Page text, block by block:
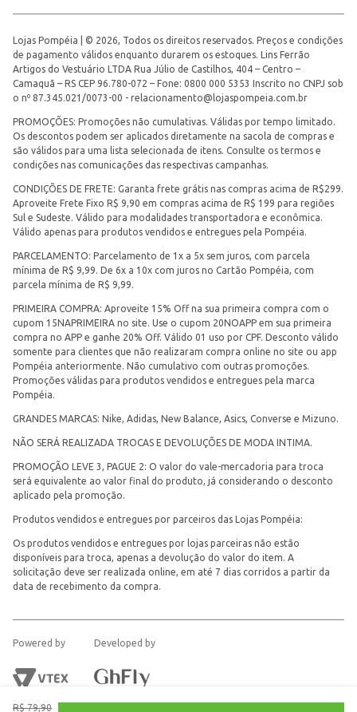
R$ 79,90
Lojas Pompéia | © 2026, Todos os direitos reservados. Preços e condições
de pagamento válidos enquanto durarem os estoques. Lins Ferrão
Artigos do Vestuário LTDA Rua Júlio de Castilhos, 404 – Centro –
Camaquã – RS CEP 96.780-072 – Fone: 0800 000 5353 Inscrito no CNPJ sob
o nº 87.345.021/0073-00 - relacionamento@lojaspompeia.com.br
PROMOÇÕES: Promoções não cumulativas. Válidas por tempo limitado.
Os descontos podem ser aplicados diretamente na sacola de compras e
são válidos para uma lista selecionada de itens. Consulte os termos e
condições nas comunicações das respectivas campanhas.
CONDIÇÕES DE FRETE: Garanta frete grátis nas compras acima de R$299.
Aproveite Frete Fixo R$ 9,90 em compras acima de R$ 199 para regiões
Sul e Sudeste. Válido para modalidades transportadora e econômica.
Válido apenas para produtos vendidos e entregues pela Pompéia.
PARCELAMENTO: Parcelamento de 1x a 5x sem juros, com parcela
mínima de R$ 9,99. De 6x a 10x com juros no Cartão Pompéia, com
parcela mínima de R$ 9,99.
PRIMEIRA COMPRA: Aproveite 15% Off na sua primeira compra com o
cupom 15NAPRIMEIRA no site. Use o cupom 20NOAPP em sua primeira
compra no APP e ganhe 20% Off. Válido 01 uso por CPF. Desconto válido
somente para clientes que não realizaram compra online no site ou app
Pompéia anteriormente. Não cumulativo com outras promoções.
Promoções válidas para produtos vendidos e entregues pela marca
Pompéia.
GRANDES MARCAS: Nike, Adidas, New Balance, Asics, Converse e Mizuno.
NÃO SERÁ REALIZADA TROCAS E DEVOLUÇÕES DE MODA INTIMA.
PROMOÇÃO LEVE 3, PAGUE 2: O valor do vale-mercadoria para troca
será equivalente ao valor final do produto, já considerando o desconto
aplicado pela promoção.
Produtos vendidos e entregues por parceiros das Lojas Pompéia:
Os produtos vendidos e entregues por lojas parceiras não estão
disponíveis para troca, apenas a devolução do valor do item. A
solicitação deve ser realizada online, em até 7 dias corridos a partir da
data de recebimento da compra.
Powered by Developed by